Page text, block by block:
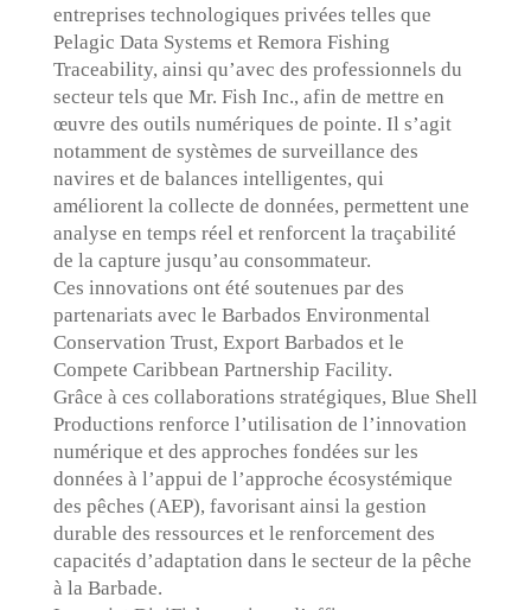
entreprises technologiques privées telles que
Pelagic Data Systems et Remora Fishing
Traceability, ainsi qu’avec des professionnels du
secteur tels que Mr. Fish Inc., afin de mettre en
œuvre des outils numériques de pointe. Il s’agit
notamment de systèmes de surveillance des
navires et de balances intelligentes, qui
améliorent la collecte de données, permettent une
analyse en temps réel et renforcent la traçabilité
de la capture jusqu’au consommateur.
Ces innovations ont été soutenues par des
partenariats avec le Barbados Environmental
Conservation Trust, Export Barbados et le
Compete Caribbean Partnership Facility.
Grâce à ces collaborations stratégiques, Blue Shell
Productions renforce l’utilisation de l’innovation
numérique et des approches fondées sur les
données à l’appui de l’approche écosystémique
des pêches (AEP), favorisant ainsi la gestion
durable des ressources et le renforcement des
capacités d’adaptation dans le secteur de la pêche
à la Barbade.